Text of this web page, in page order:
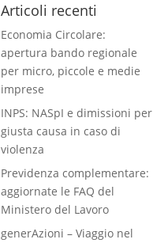
Articoli recenti
Economia Circolare:
apertura bando regionale
per micro, piccole e medie
imprese
INPS: NASpI e dimissioni per
giusta causa in caso di
violenza
Previdenza complementare:
aggiornate le FAQ del
Ministero del Lavoro
generAzioni – Viaggio nel